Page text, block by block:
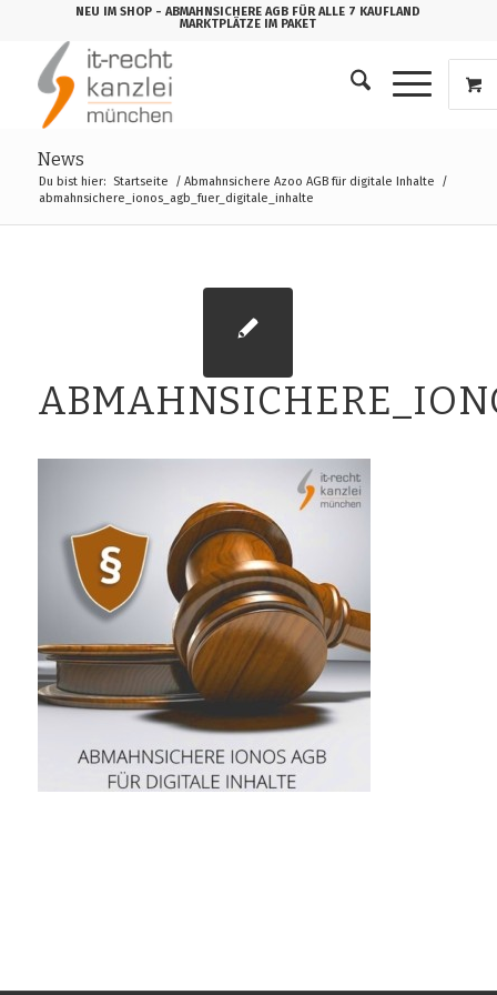
NEU IM SHOP - ABMAHNSICHERE AGB FÜR ALLE 7 KAUFLAND
MARKTPLÄTZE IM PAKET
News
Du bist hier: Startseite / Abmahnsichere Azoo AGB für digitale Inhalte
/
abmahnsichere_ionos_agb_fuer_digitale_inhalte